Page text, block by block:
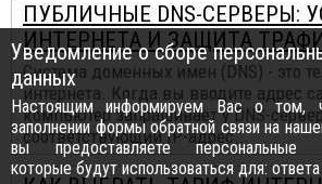
ПУБЛИЧНЫЕ DNS-СЕРВЕРЫ:
ИНТЕРНЕТА И ЗАЩИТА
Система доменных имен (DNS) - это
интернета. Когда вы вводите адрес
компьютер запрашивает у DNS-
соответствующий IP-адрес...
Уведомление о сборе
данных
Настоящим информируем Вас о том,
заполнении формы обратной связи на
вы предоставляете персональные
которые будут использоваться для: